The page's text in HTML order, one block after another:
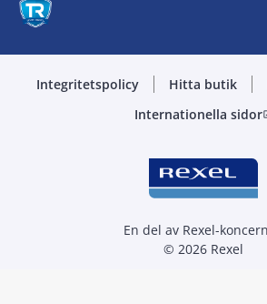
Integritetspolicy Hitta butik
Internationella sidor
En del av Rexel-
© 2026 Rexel